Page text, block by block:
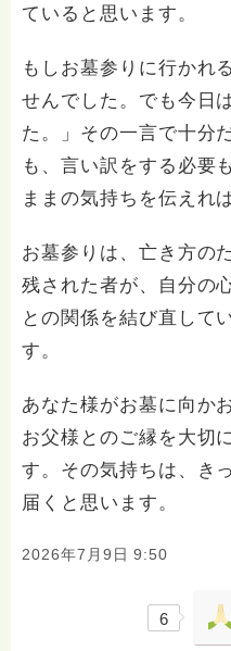
ていると思います。
もしお墓参りに行かれ
せんでした。でも今日
た。」その一言で十分
も、言い訳をする必要
ままの気持ちを伝えれ
お墓参りは、亡き方の
残された者が、自分の
との関係を結び直して
す。
あなた様がお墓に向か
お父様とのご縁を大切
す。その気持ちは、き
届くと思います。
2026年7月9日 9:50
6